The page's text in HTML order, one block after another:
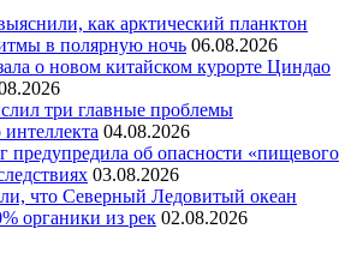
как арктический планктон
в полярную ночь 06.08.2026
о новом китайском курорте Циндао
три главные проблемы
04.08.2026
предупредила об опасности «пищевого
03.08.2026
что Северный Ледовитый океан
органики из рек 02.08.2026